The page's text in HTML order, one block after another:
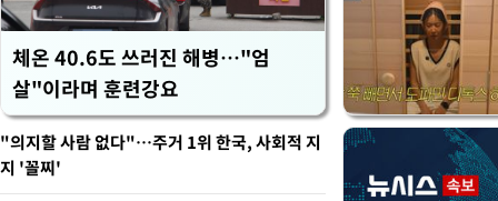
체온 40.6도 쓰러진 해병…"엄
살"이라며 훈련강요
"의지할 사람 없다"…주거 1위 한국, 사회적 지
지 '꼴찌'